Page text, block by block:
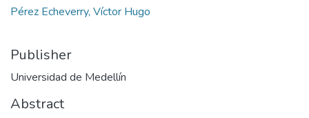
Pérez Echeverry, Víctor Hugo
Publisher
Universidad de Medellín
Abstract